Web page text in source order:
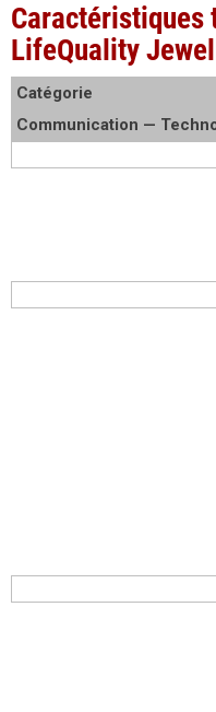
Caractéristiques
LifeQuality
Catégorie
Communication —